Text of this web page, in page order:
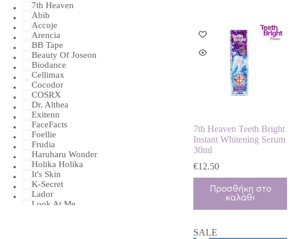
7th Heaven Teeth Bright
Instant Whitening Serum
30ml
€12.50
Προσθήκη στο
καλάθι
SALE
7th Heaven
Abib
Accoje
Arencia
BB Tape
Beauty Of Joseon
Biodance
Cellimax
Cocodor
COSRX
Dr. Althea
Exitenn
FaceFacts
Foellie
Frudia
Haruharu Wonder
Holika Holika
It's Skin
K-Secret
Lador
Look At Me